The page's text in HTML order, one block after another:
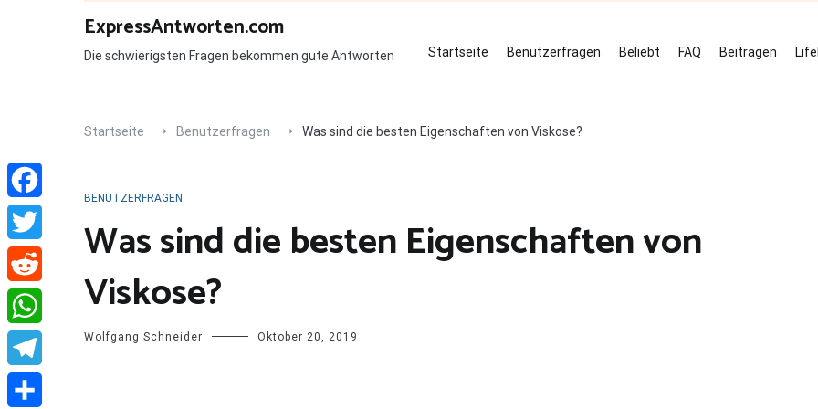
ExpressAntworten.com
Die schwierigsten Fragen bekommen gute Antworten Startseite Benutzerfragen Beliebt FAQ Beitragen
Startseite Benutzerfragen Was sind die besten Eigenschaften von Viskose?
BENUTZERFRAGEN
Was sind die besten Eigenschaften von
Viskose?
Wolfgang Schneider Oktober 20, 2019
Facebook
Twitter
Reddit
WhatsApp
Telegram